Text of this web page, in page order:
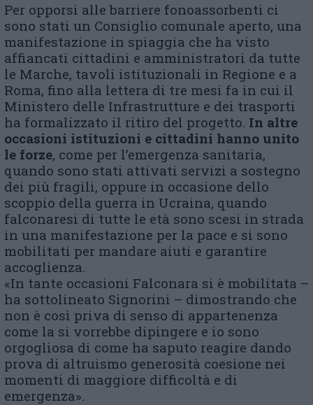
Per opporsi alle barriere fonoassorbenti ci
sono stati un Consiglio comunale aperto, una
manifestazione in spiaggia che ha visto
affiancati cittadini e amministratori da tutte
le Marche, tavoli istituzionali in Regione e a
Roma, fino alla lettera di tre mesi fa in cui il
Ministero delle Infrastrutture e dei trasporti
ha formalizzato il ritiro del progetto. In altre
occasioni istituzioni e cittadini hanno unito
le forze, come per l’emergenza sanitaria,
quando sono stati attivati servizi a sostegno
dei più fragili, oppure in occasione dello
scoppio della guerra in Ucraina, quando
falconaresi di tutte le età sono scesi in strada
in una manifestazione per la pace e si sono
mobilitati per mandare aiuti e garantire
accoglienza.
«In tante occasioni Falconara si è mobilitata –
ha sottolineato Signorini – dimostrando che
non è così priva di senso di appartenenza
come la si vorrebbe dipingere e io sono
orgogliosa di come ha saputo reagire dando
prova di altruismo generosità coesione nei
momenti di maggiore difficoltà e di
emergenza».